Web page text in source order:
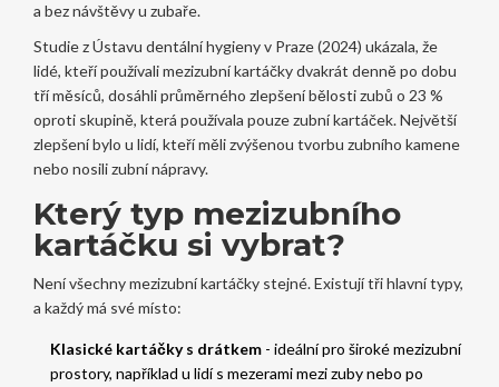
a bez návštěvy u zubaře.
Studie z Ústavu dentální hygieny v Praze (2024) ukázala, že
lidé, kteří používali mezizubní kartáčky dvakrát denně po dobu
tří měsíců, dosáhli průměrného zlepšení bělosti zubů o 23 %
oproti skupině, která používala pouze zubní kartáček. Největší
zlepšení bylo u lidí, kteří měli zvýšenou tvorbu zubního kamene
nebo nosili zubní nápravy.
Který typ mezizubního
kartáčku si vybrat?
Není všechny mezizubní kartáčky stejné. Existují tři hlavní typy,
a každý má své místo:
Klasické kartáčky s drátkem- ideální pro široké mezizubní
prostory, například u lidí s mezerami mezi zuby nebo po